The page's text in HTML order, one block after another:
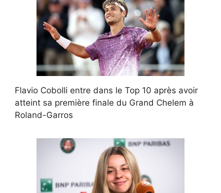
Flavio Cobolli entre dans le Top 10 après avoir
atteint sa première finale du Grand Chelem à
Roland-Garros